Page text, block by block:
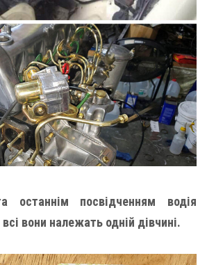
посвідченням водія
вони належать одній дівчині.